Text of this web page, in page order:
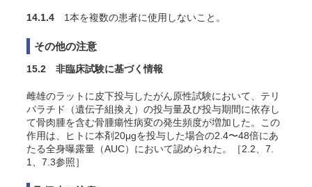
14.1.4 1本を複数の患者に使用しないこと。
その他の注意
15.2 非臨床試験に基づく情報
雌雄のラットに皮下投与したがん原性試験において、テリ
パラチド（遺伝子組換え）の投与量及び投与期間に依存し
て骨肉腫を含む骨腫瘍性病変の発生頻度が増加した。この
作用は、ヒトに本剤20μgを投与した場合の2.4〜48倍にあ
たる全身曝露量（AUC）において認められた。［2.2、7.
1、7.3参照］